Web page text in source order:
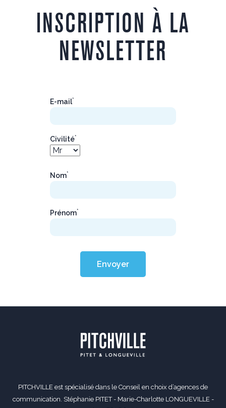
INSCRIPTION À LA
NEWSLETTER
E-mail*
Civilité*
Nom*
Prénom*
Envoyer
PITCHVILLE est spécialisé dans le Conseil en choix d’agences de
communication. Stéphanie PITET - Marie-Charlotte LONGUEVILLE -